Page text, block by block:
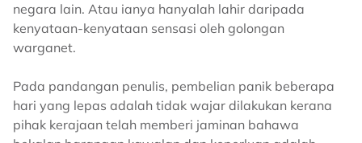
negara lain. Atau ianya hanyalah lahir daripada
kenyataan-kenyataan sensasi oleh golongan
warganet.
Pada pandangan penulis, pembelian panik beberapa
hari yang lepas adalah tidak wajar dilakukan kerana
pihak kerajaan telah memberi jaminan bahawa